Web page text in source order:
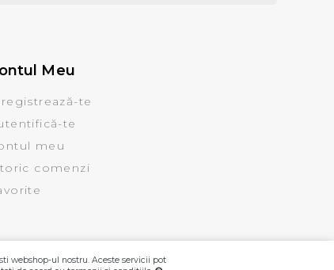
Meu
te
te
meu
comenzi
webshop-ul nostru. Aceste servicii pot